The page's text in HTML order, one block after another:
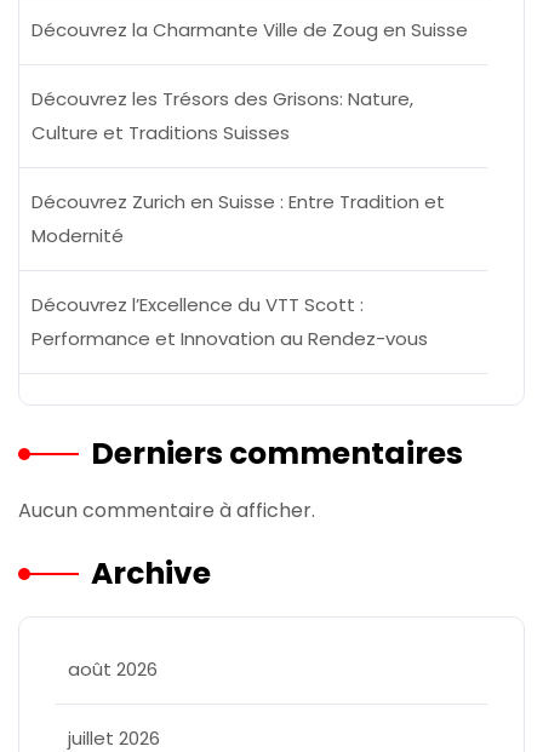
Découvrez la Charmante Ville de Zoug en Suisse
Découvrez les Trésors des Grisons: Nature,
Culture et Traditions Suisses
Découvrez Zurich en Suisse : Entre Tradition et
Modernité
Découvrez l’Excellence du VTT Scott :
Performance et Innovation au Rendez-vous
Derniers commentaires
Aucun commentaire à afficher.
Archive
août 2026
juillet 2026